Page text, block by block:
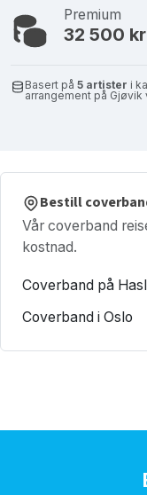
Premium
32 500 kr
Basert på 5 artister i
arrangement på Gjøvik
Bestill
Vår coverband
kostnad.
Coverband på
Coverband i Oslo